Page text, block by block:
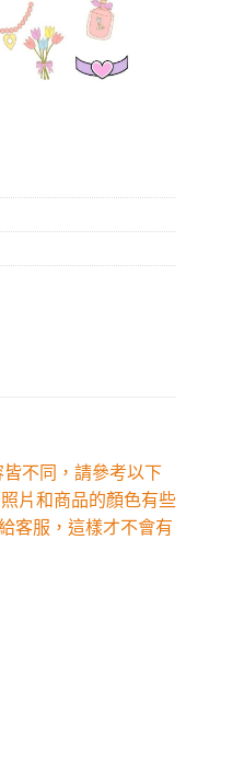
是您的需求好品味是您該追求!!
不同，請參考以下
片和商品的顏色有些
客服，這樣才不會有